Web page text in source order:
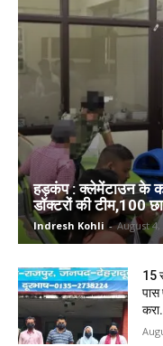
हड़कंप : क्लेमेंटाउन के
डॉक्टरों की टीम,100
Indresh Kohli - August 4,
15
पास